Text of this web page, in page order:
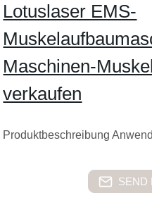
Lotuslaser EMS-
Maschinen-
verkaufen
Produktbeschreibung
SEND